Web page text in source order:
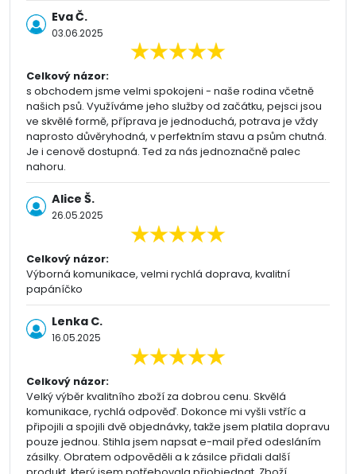
Eva Č.
03.06.2025
Celkový názor:
s obchodem jsme velmi spokojeni - naše rodina včetně
našich psů. Využíváme jeho služby od začátku, pejsci jsou
ve skvělé formě, příprava je jednoduchá, potrava je vždy
naprosto důvěryhodná, v perfektním stavu a psům chutná.
Je i cenově dostupná. Ted za nás jednoznačně palec
nahoru.
Alice Š.
26.05.2025
Celkový názor:
Výborná komunikace, velmi rychlá doprava, kvalitní
papáníčko
Lenka C.
16.05.2025
Celkový názor:
Velký výběr kvalitního zboží za dobrou cenu. Skvělá
komunikace, rychlá odpověď. Dokonce mi vyšli vstříc a
připojili a spojili dvě objednávky, takže jsem platila dopravu
pouze jednou. Stihla jsem napsat e-mail před odesláním
zásilky. Obratem odpověděli a k zásilce přidali další